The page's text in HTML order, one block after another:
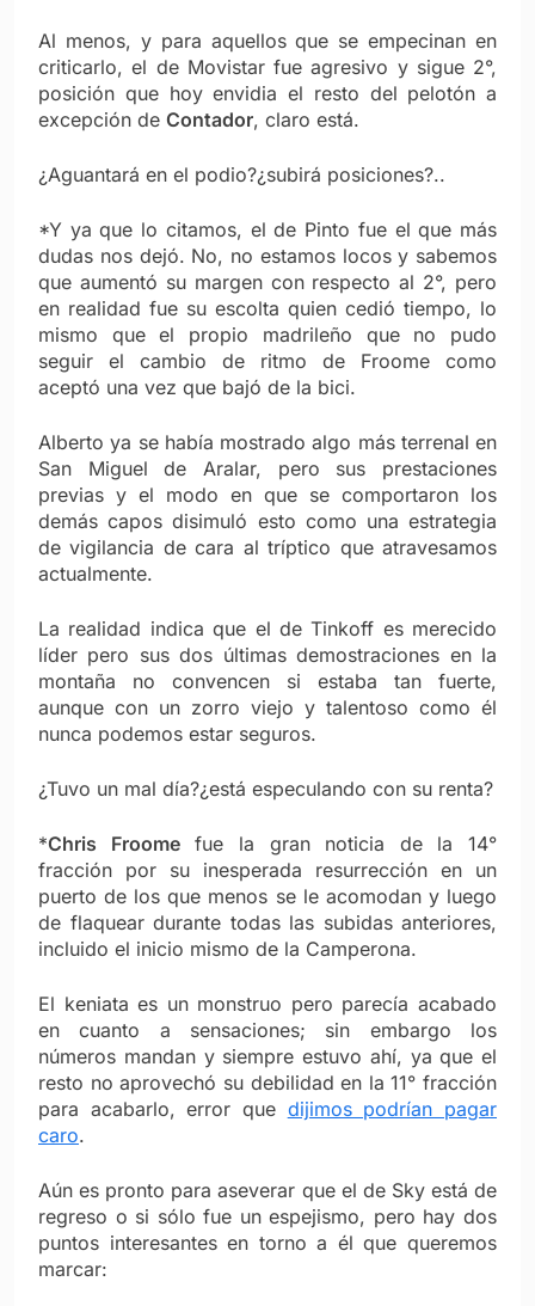
Al menos, y para aquellos que se empecinan en
criticarlo, el de Movistar fue agresivo y sigue 2°,
posición que hoy envidia el resto del pelotón a
excepción de Contador, claro está.
¿Aguantará en el podio?¿subirá posiciones?..
*Y ya que lo citamos, el de Pinto fue el que más
dudas nos dejó. No, no estamos locos y sabemos
que aumentó su margen con respecto al 2°, pero
en realidad fue su escolta quien cedió tiempo, lo
mismo que el propio madrileño que no pudo
seguir el cambio de ritmo de Froome como
aceptó una vez que bajó de la bici.
Alberto ya se había mostrado algo más terrenal en
San Miguel de Aralar, pero sus prestaciones
previas y el modo en que se comportaron los
demás capos disimuló esto como una estrategia
de vigilancia de cara al tríptico que atravesamos
actualmente.
La realidad indica que el de Tinkoff es merecido
líder pero sus dos últimas demostraciones en la
montaña no convencen si estaba tan fuerte,
aunque con un zorro viejo y talentoso como él
nunca podemos estar seguros.
¿Tuvo un mal día?¿está especulando con su renta?
*Chris Froomefue la gran noticia de la 14°
fracción por su inesperada resurrección en un
puerto de los que menos se le acomodan y luego
de flaquear durante todas las subidas anteriores,
incluido el inicio mismo de la Camperona.
El keniata es un monstruo pero parecía acabado
en cuanto a sensaciones; sin embargo los
números mandan y siempre estuvo ahí, ya que el
resto no aprovechó su debilidad en la 11° fracción
para acabarlo, error que dijimos podrían pagar
caro.
Aún es pronto para aseverar que el de Sky está de
regreso o si sólo fue un espejismo, pero hay dos
puntos interesantes en torno a él que queremos
marcar: